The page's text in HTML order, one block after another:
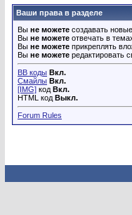
Ваши права в разделе
Вы не можете создавать
Вы не можете отвечать в
Вы не можете прикреплять
Вы не можете редактировать
BB коды Вкл.
Смайлы Вкл.
[IMG] код Вкл.
HTML код Выкл.
Forum Rules